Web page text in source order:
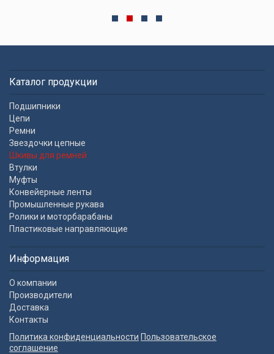
Каталог продукции
Подшипники
Цепи
Ремни
Звездочки цепные
Шкивы для ремней
Втулки
Муфты
Конвейерные ленты
Промышленные рукава
Ролики и моторбарабаны
Пластиковые направляющие
Информация
О компании
Производители
Доставка
Контакты
Политика конфиденциальности Пользовательское
соглашение